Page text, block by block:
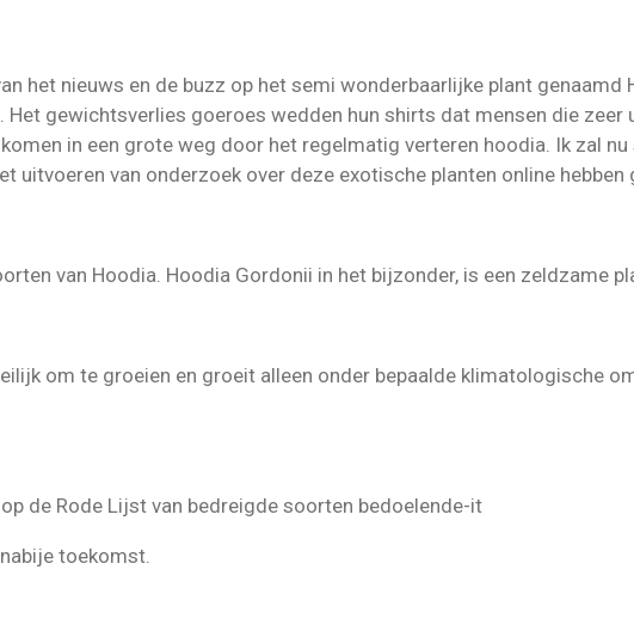
het nieuws en de buzz op het semi wonderbaarlijke plant
Het gewichtsverlies goeroes wedden hun shirts dat mensen die zeer
in een grote weg door het regelmatig verteren hoodia. Ik zal
uitvoeren van onderzoek over deze exotische planten online hebben
van Hoodia. Hoodia Gordonii in het bijzonder, is een zeldzame
om te groeien en groeit alleen onder bepaalde klimatologische
de Rode Lijst van bedreigde soorten bedoelende-it
toekomst.